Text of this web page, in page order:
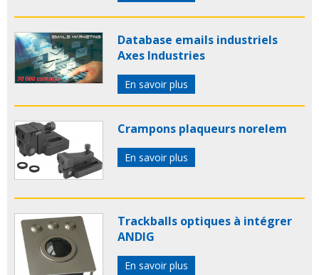
Database emails industriels
Axes Industries
En savoir plus
Crampons plaqueurs norelem
En savoir plus
Trackballs optiques à intégrer
ANDIG
En savoir plus